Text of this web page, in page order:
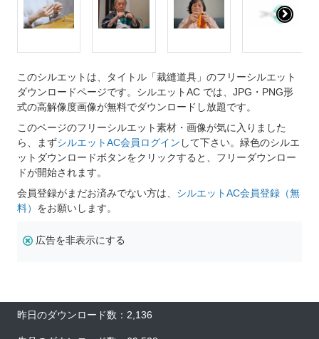
このシルエットは、タイトル「裁縫道具」のフリーシルエット
ダウンロードページです。シルエットAC では、JPG・PNG形
式の高解像度画像が無料でダウンロードし放題です。
このページのフリーシルエット素材・画像が気に入りました
ら、まずシルエットAC会員ログイン して下さい。緑色のシルエ
ットダウンロードボタンをクリックすると、フリーダウンロー
ドが開始されます。
会員登録がまだお済みでない方は、 シルエットAC会員登録（無
料） をお願いします。
広告を非表示にする
昨日のダウンロード数：2,136